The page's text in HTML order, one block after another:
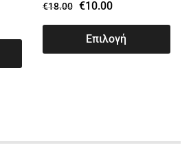
€18.00 €10.00
Επιλογή